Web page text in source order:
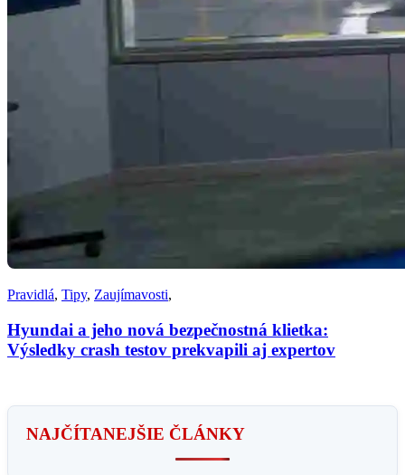
Pravidlá, Tipy, Zaujímavosti,
Hyundai a jeho nová bezpečnostná klietka:
Výsledky crash testov prekvapili aj expertov
NAJČÍTANEJŠIE ČLÁNKY